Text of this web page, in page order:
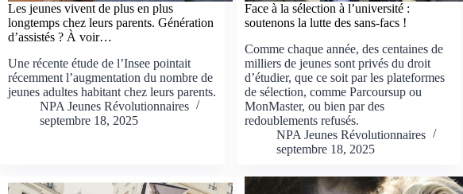
Les jeunes vivent de plus en plus
longtemps chez leurs parents. Génération
d’assistés ? À voir…
Une récente étude de l’Insee pointait
récemment l’augmentation du nombre de
jeunes adultes habitant chez leurs parents.
NPA Jeunes Révolutionnaires
septembre 18, 2025
Face à la sélection à l’université :
soutenons la lutte des sans-facs !
Comme chaque année, des centaines de
milliers de jeunes sont privés du droit
d’étudier, que ce soit par les plateformes
de sélection, comme Parcoursup ou
MonMaster, ou bien par des
redoublements refusés.
NPA Jeunes Révolutionnaires
septembre 18, 2025